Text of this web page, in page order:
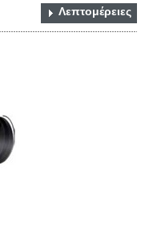
Λεπτομέρειες